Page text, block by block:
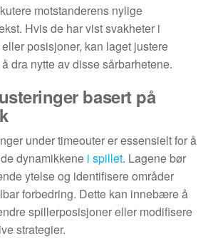
motstanderens nylige
Hvis de har vist svakheter i
posisjoner, kan laget justere
dra nytte av disse sårbarhetene.
basert på
under timeouter er essensielt for å
dynamikkene i spillet. Lagene bør
ytelse og identifisere områder
forbedring. Dette kan innebære å
spillerposisjoner eller modifisere
strategier.